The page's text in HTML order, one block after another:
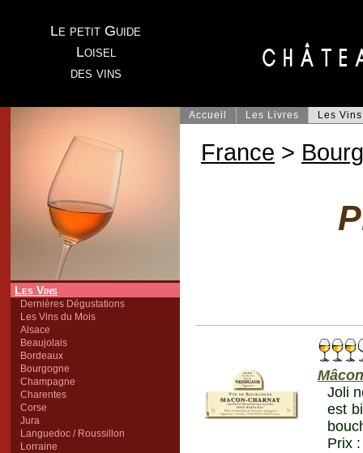
Le petit Guide
Loisel
des vins
Les Vins
Dernières Dégustations
Les Vins du Mois
Alsace
Beaujolais
Bordeaux
Bourgogne
Champagne
Charentes
Corse
Jura
Languedoc / Roussillon
Lorraine
Accueil Les Livres Les Vins
France >
Joli
est
Prix